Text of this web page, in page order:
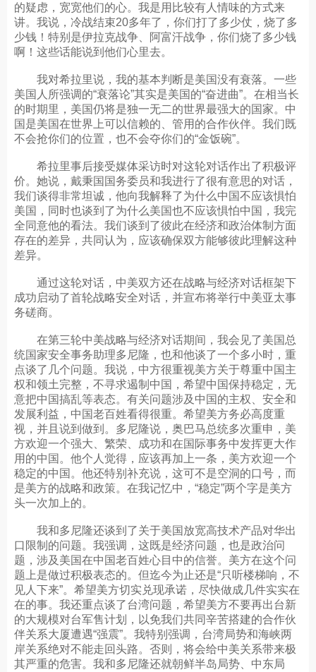
的疑虑，宽宽他们的心。我是用比较有人情味的方式来
讲。我说，冷战结束20多年了，你们打了多少仗，烧了多
少钱！特别是伊拉克战争、阿富汗战争，你们烧了多少钱
啊！这些话能说到他们心里去。
我对希拉里说，我的基本判断是美国没有衰落。一些
美国人所强调的“衰落论”其实是美国的“奋进曲”。在相当长
的时期里，美国仍将是独一无二的世界最强大的国家。中
国是美国在世界上可以信赖的、管用的合作伙伴。我们既
不会抢你们的位置，也不会夺你们的“金饭碗”。
希拉里事后接受媒体采访时对这轮对话作出了积极评
价。她说，戴秉国国务委员和我进行了很有意思的对话，
我们谈得非常坦诚，他向我解释了为什么中国不应该惧怕
美国，同时也谈到了为什么美国也不应该惧怕中国，我完
全同意他的看法。我们谈到了彼此在经济和政治体制方面
存在的差异，共同认为，应该确保双方能够彼此理解这种
差异。
通过这轮对话，中美双方还在战略与经济对话框架下
成功启动了首轮战略安全对话，并宣布将举行中美亚太事
务磋商。
在第三轮中美战略与经济对话期间，我会见了美国总
统国家安全事务助理多尼隆，也和他谈了一个多小时，重
点谈了几个问题。我说，中方很重视美方关于尊重中国主
权和领土完整，不寻求遏制中国，希望中国保持稳定，无
意把中国搞乱等表态。有关问题涉及中国的主权、安全和
发展利益，中国老百姓看得很重。希望美方务必高度重
视，并且说到做到。多尼隆说，奥巴马总统多次重申，美
方欢迎一个强大、繁荣、成功和在国际事务中发挥更大作
用的中国。他个人觉得，应该再加上一条，美方欢迎一个
稳定的中国。他还特别补充说，这可不是空洞的口号，而
是美方的战略和政策。在我记忆中，“稳定”两个字是美方
头一次加上的。
我和多尼隆还谈到了关于美国放宽高技术产品对华出
口限制的问题。我强调，这既是经济问题，也是政治问
题，涉及美国在中国老百姓心目中的信誉。美方在这个问
题上是做过积极表态的。但迄今为止还是“只听楼梯响，不
见人下来”。希望美方切实兑现承诺，尽快做成几件实实在
在的事。我还重点谈了台湾问题，希望美方不要再出台新
的大规模对台军售计划，以免我们共同辛苦搭建的合作伙
伴关系大厦遭遇“强震”。我特别强调，台湾局势和海峡两
岸关系绝对不能走回头路。否则，将会给中美关系带来极
其严重的危害。我和多尼隆还就朝鲜半岛局势、中东局